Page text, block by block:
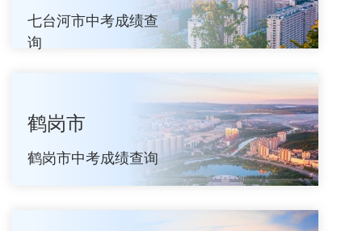
七台河市中考成绩查
询
鹤岗市
鹤岗市中考成绩查询